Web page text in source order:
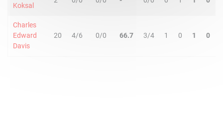
Koksal
Charles
Edward
Davis
20 4/6 0/0 66.7 3/4 1 0 1 0